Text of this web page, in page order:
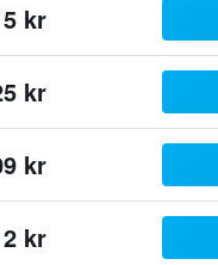
kr
kr
kr
kr